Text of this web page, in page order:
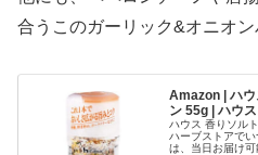
合うこのガーリック&オニオ
Amazon | ハ
ン 55g | ハウ
ハウス 香りソル
ハーブストアで
は、当日お届け可